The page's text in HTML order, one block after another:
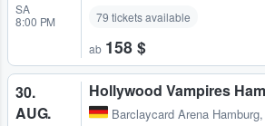
SA
8:00 PM
79 tickets available
ab 158 $
30.
AUG.
Hollywood Vampires
Barclaycard Arena Hamburg,